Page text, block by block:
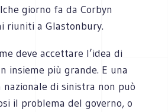
giorno fa da Corbyn
riuniti a Glastonbury.
deve accettare l’idea di
insieme più grande. E una
nazionale di sinistra non può
il problema del governo, o